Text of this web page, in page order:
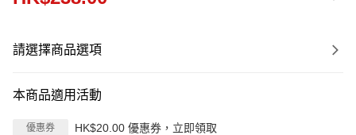
請選擇商品選項
本商品適用活動
優惠券 HK$20.00 優惠券，立即領取